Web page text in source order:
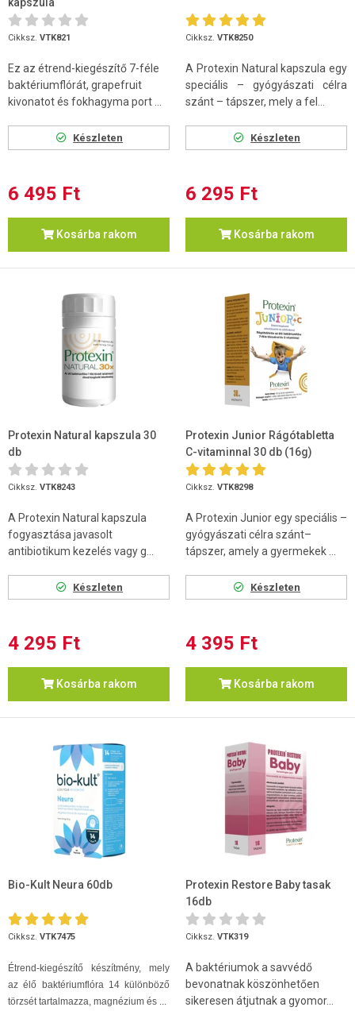
Cikksz. VTK821
Ez az étrend-kiegészítő 7-féle
baktériumflórát, grapefruit
kivonatot és fokhagyma port ...
Készleten
6 495 Ft
Kosárba rakom
Cikksz. VTK8250
A Protexin Natural kapszula egy
speciális – gyógyászati célra
szánt – tápszer, mely a fel...
Készleten
6 295 Ft
Kosárba rakom
Protexin Natural kapszula 30
db
Cikksz. VTK8243
A Protexin Natural kapszula
fogyasztása javasolt
antibiotikum kezelés vagy g...
Készleten
4 295 Ft
Kosárba rakom
Protexin Junior Rágótabletta
C-vitaminnal 30 db (16g)
Cikksz. VTK8298
A Protexin Junior egy speciális –
gyógyászati célra szánt–
tápszer, amely a gyermekek ...
Készleten
4 395 Ft
Kosárba rakom
Bio-Kult Neura 60db
Cikksz. VTK7475
Étrend-kiegészítő készítmény, mely
az élő baktériumflóra 14 különböző
törzsét tartalmazza, magnézium és ...
Protexin Restore Baby tasak
16db
Cikksz. VTK319
A baktériumok a savvédő
bevonatnak köszönhetően
sikeresen átjutnak a gyomor...